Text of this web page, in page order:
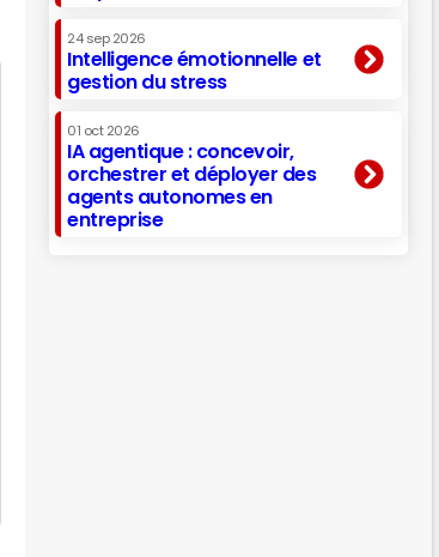
24 sep 2026
Intelligence émotionnelle et
gestion du stress
01 oct 2026
IA agentique : concevoir,
orchestrer et déployer des
agents autonomes en
entreprise